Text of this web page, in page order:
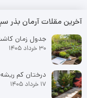
آخرین مقلات آرمان بذر
جدول زمان
30 خرداد 1405
درختان کم ریشه
17 خرداد 1405